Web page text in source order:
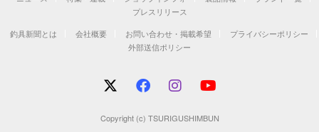
プレスリリース
釣具新聞とは
会社概要 お問い合わせ・掲載希望
プライバシーポリシー
外部送信ポリシー
Copyright (c) TSURIGUSHIMBUN